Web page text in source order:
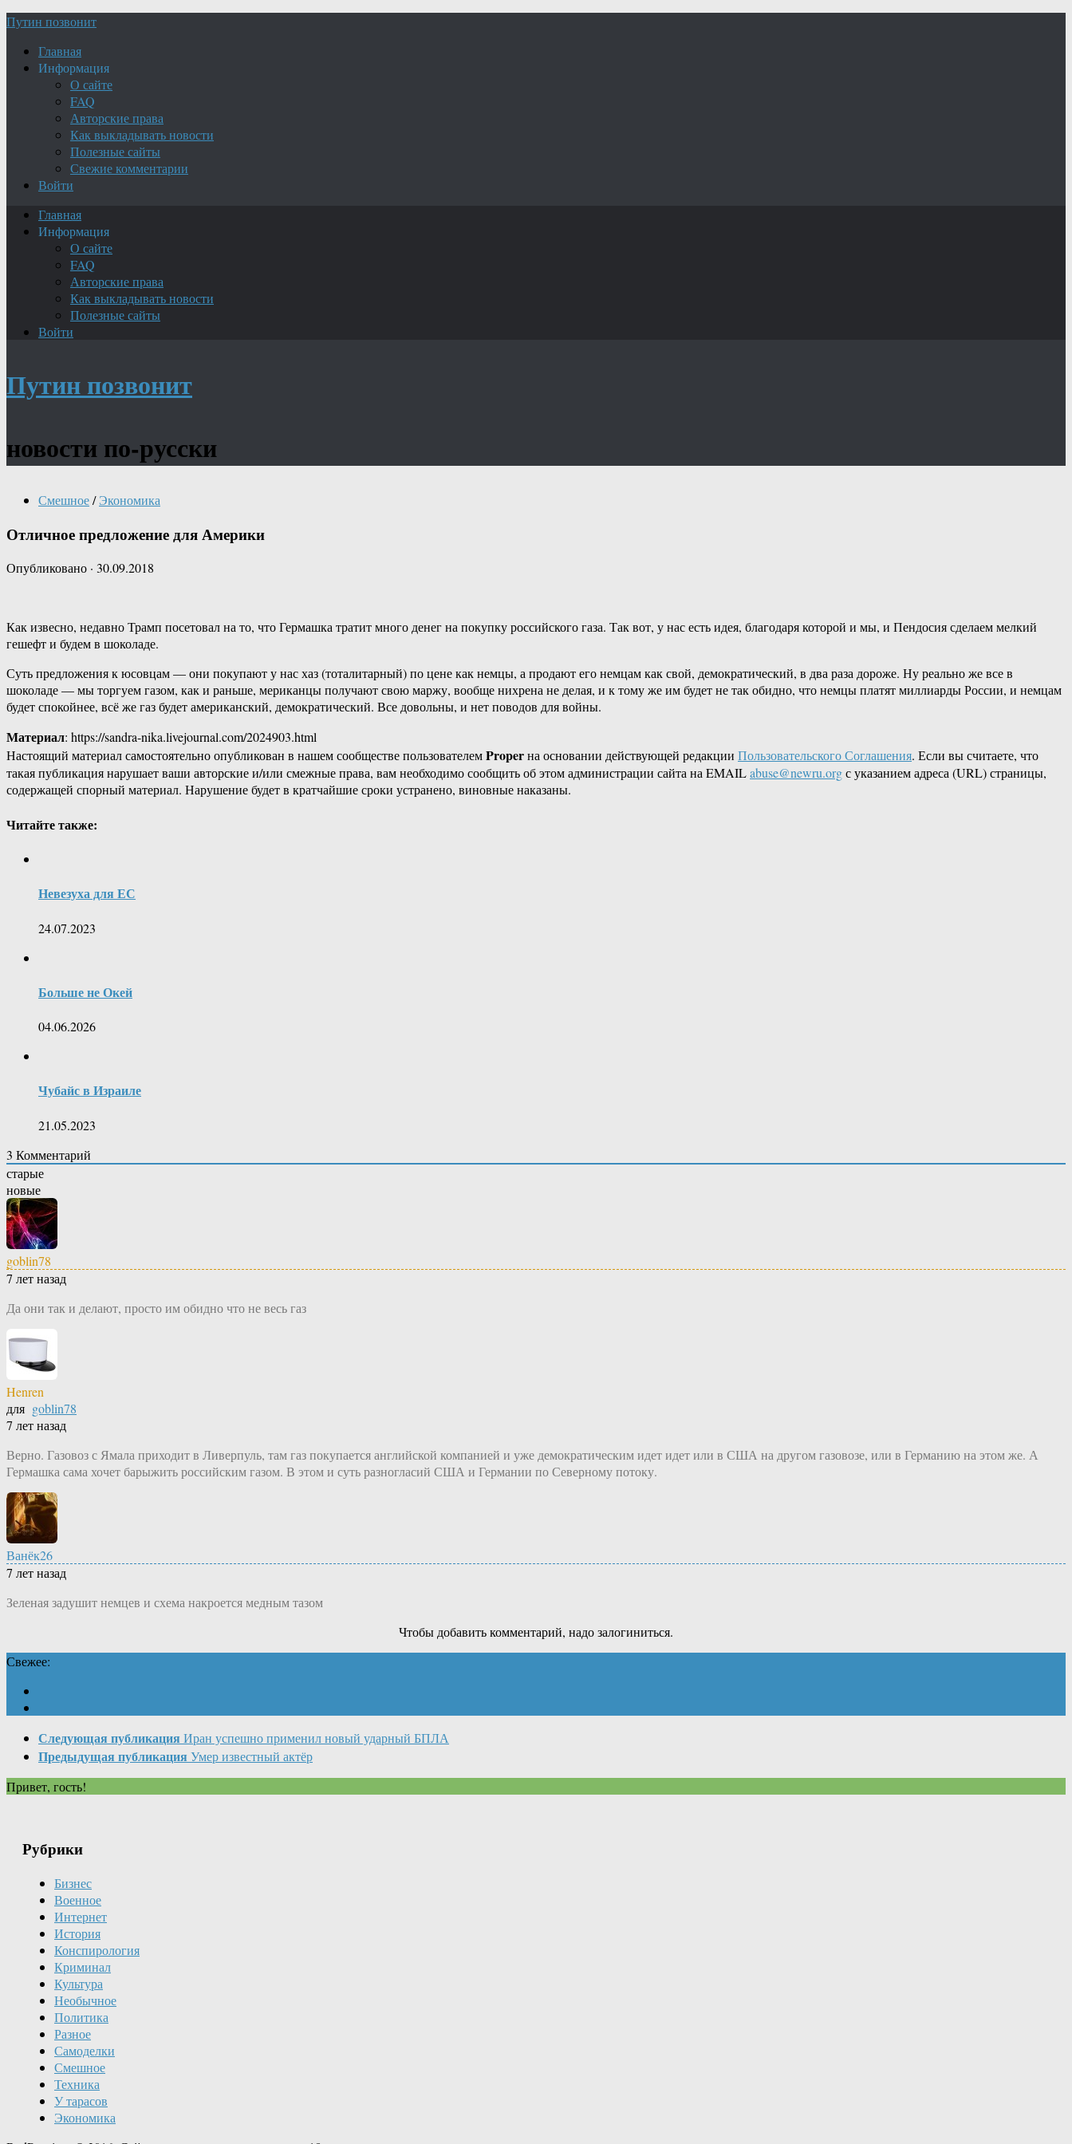
Путин позвонит
Главная
Информация
О сайте
FAQ
Авторские права
Как выкладывать новости
Полезные сайты
Свежие комментарии
Войти
Главная
Информация
О сайте
FAQ
Авторские права
Как выкладывать новости
Полезные сайты
Войти
Путин позвонит
новости по-русски
Смешное/ Экономика
Отличное предложение для Америки
Опубликовано · 30.09.2018
Как извесно, недавно Трамп посетовал на то, что Гермашка тратит много денег на покупку российского газа. Так вот, у нас есть идея, благодаря которой и мы, и Пендосия сделаем мелкий
гешефт и будем в шоколаде.
Суть предложения к юсовцам — они покупают у нас хаз (тоталитарный) по цене как немцы, а продают его немцам как свой, демократический, в два раза дороже. Ну реально же все в
шоколаде — мы торгуем газом, как и раньше, мериканцы получают свою маржу, вообще нихрена не делая, и к тому же им будет не так обидно, что немцы платят миллиарды России, и немцам
будет спокойнее, всё же газ будет американский, демократический. Все довольны, и нет поводов для войны.
Материал: https://sandra-nika.livejournal.com/2024903.html
Настоящий материал самостоятельно опубликован в нашем сообществе пользователемProperна основании действующей редакции Пользовательского Соглашения. Если вы считаете, что
такая публикация нарушает ваши авторские и/или смежные права, вам необходимо сообщить об этом администрации сайта на EMAILabuse@newru.orgс указанием адреса (URL) страницы,
содержащей спорный материал. Нарушение будет в кратчайшие сроки устранено, виновные наказаны.
Читайте также:
Невезуха для ЕС
24.07.2023
Больше не Окей
04.06.2026
Чубайс в Израиле
21.05.2023
3 Комментарий
старые
новые
goblin78
7 лет назад
Да они так и делают, просто им обидно что не весь газ
Henren
для goblin78
7 лет назад
Верно. Газовоз с Ямала приходит в Ливерпуль, там газ покупается английской компанией и уже демократическим идет идет или в США на другом газовозе, или в Германию на этом же. А
Гермашка сама хочет барыжить российским газом. В этом и суть разногласий США и Германии по Северному потоку.
Ванёк26
7 лет назад
Зеленая задушит немцев и схема накроется медным тазом
Чтобы добавить комментарий, надо залогиниться.
Свежее:
Следующая публикация Иран успешно применил новый ударный БПЛА
Предыдущая публикация Умер известный актёр
Привет, гость!
Рубрики
Бизнес
Военное
Интернет
История
Конспирология
Криминал
Культура
Необычное
Политика
Разное
Самоделки
Смешное
Техника
У тарасов
Экономика